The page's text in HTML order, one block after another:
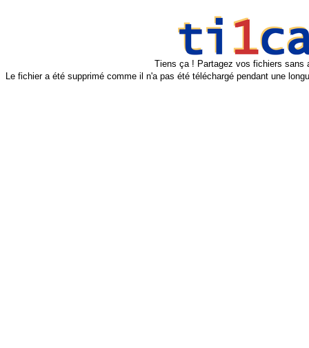
Tiens ça ! Partagez vos fichiers sans
Le fichier a été supprimé comme il n'a pas été téléchargé pendant une